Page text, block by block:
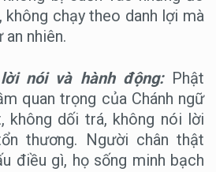
không chạy theo danh lợi mà
nhiên.
nói và hành động: Phật
quan trọng của Chánh ngữ
không dối trá, không nói lời
thương. Người chân thật
điều gì, họ sống minh bạch